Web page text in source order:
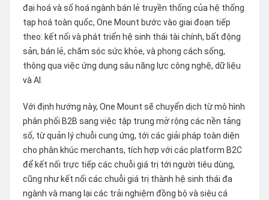
đại hoá và số hoá ngành bán lẻ truyền thống của hệ thống
tạp hoá toàn quốc, One Mount bước vào giai đoạn tiếp
theo: kết nối và phát triển hệ sinh thái tài chính, bất động
sản, bán lẻ, chăm sóc sức khỏe, và phong cách sống,
thông qua việc ứng dụng sâu năng lực công nghệ, dữ liệu
và AI.
Với định hướng này, One Mount sẽ chuyển dịch từ mô hình
phân phối B2B sang việc tập trung mở rộng các nền tảng
số, từ quản lý chuỗi cung ứng, tới các giải pháp toàn diện
cho phân khúc merchants, tích hợp với các platform B2C
để kết nối trực tiếp các chuỗi giá trị tới người tiêu dùng,
cũng như kết nối các chuỗi giá trị thành hệ sinh thái đa
ngành và mang lại các trải nghiệm đồng bộ và siêu cá